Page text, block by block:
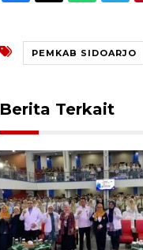
PEMKAB SIDOARJO
Berita Terkait